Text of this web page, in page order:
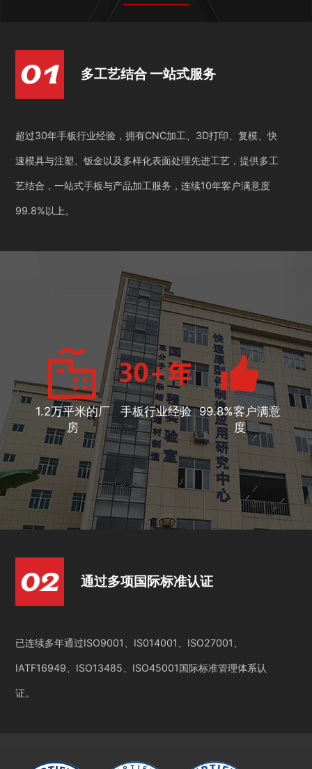
多工艺结合 一站式服务
超过30年手板行业经验，拥有CNC加工、3D打印、复模、快
速模具与注塑、钣金以及多样化表面处理先进工艺，提供多工
艺结合，一站式手板与产品加工服务，连续10年客户满意度
99.8%以上。
1.2万平米的厂
房
手板行业经验 99.8%客户满意
度
通过多项国际标准认证
已连续多年通过ISO9001、IS014001、ISO27001、
IATF16949、ISO13485、ISO45001国际标准管理体系认
证。